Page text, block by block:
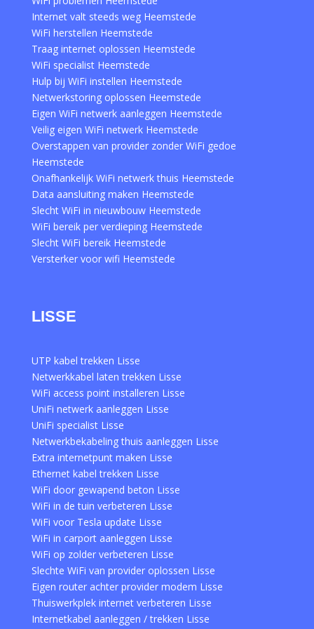
Internet valt steeds weg Heemstede
WiFi herstellen Heemstede
Traag internet oplossen Heemstede
WiFi specialist Heemstede
Hulp bij WiFi instellen Heemstede
Netwerkstoring oplossen Heemstede
Eigen WiFi netwerk aanleggen Heemstede
Veilig eigen WiFi netwerk Heemstede
Overstappen van provider zonder WiFi gedoe
Heemstede
Onafhankelijk WiFi netwerk thuis Heemstede
Data aansluiting maken Heemstede
Slecht WiFi in nieuwbouw Heemstede
WiFi bereik per verdieping Heemstede
Slecht WiFi bereik Heemstede
Versterker voor wifi Heemstede
LISSE
UTP kabel trekken Lisse
Netwerkkabel laten trekken Lisse
WiFi access point installeren Lisse
UniFi netwerk aanleggen Lisse
UniFi specialist Lisse
Netwerkbekabeling thuis aanleggen Lisse
Extra internetpunt maken Lisse
Ethernet kabel trekken Lisse
WiFi door gewapend beton Lisse
WiFi in de tuin verbeteren Lisse
WiFi voor Tesla update Lisse
WiFi in carport aanleggen Lisse
WiFi op zolder verbeteren Lisse
Slechte WiFi van provider oplossen Lisse
Eigen router achter provider modem Lisse
Thuiswerkplek internet verbeteren Lisse
Internetkabel aanleggen / trekken Lisse